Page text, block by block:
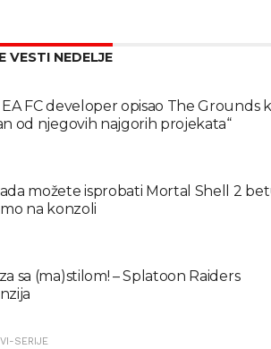
VESTI NEDELJE
EA FC developer opisao The Grounds
od njegovih najgorih projekata“
možete isprobati Mortal Shell 2
na konzoli
sa (ma)stilom! – Splatoon Raiders
SERIJE